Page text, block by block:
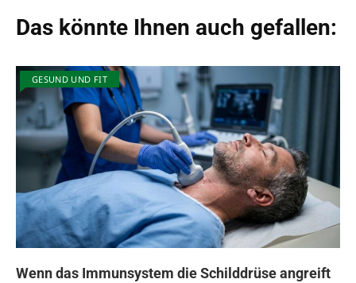
Das könnte Ihnen auch gefallen:
GESUND UND FIT
Wenn das Immunsystem die Schilddrüse angreift